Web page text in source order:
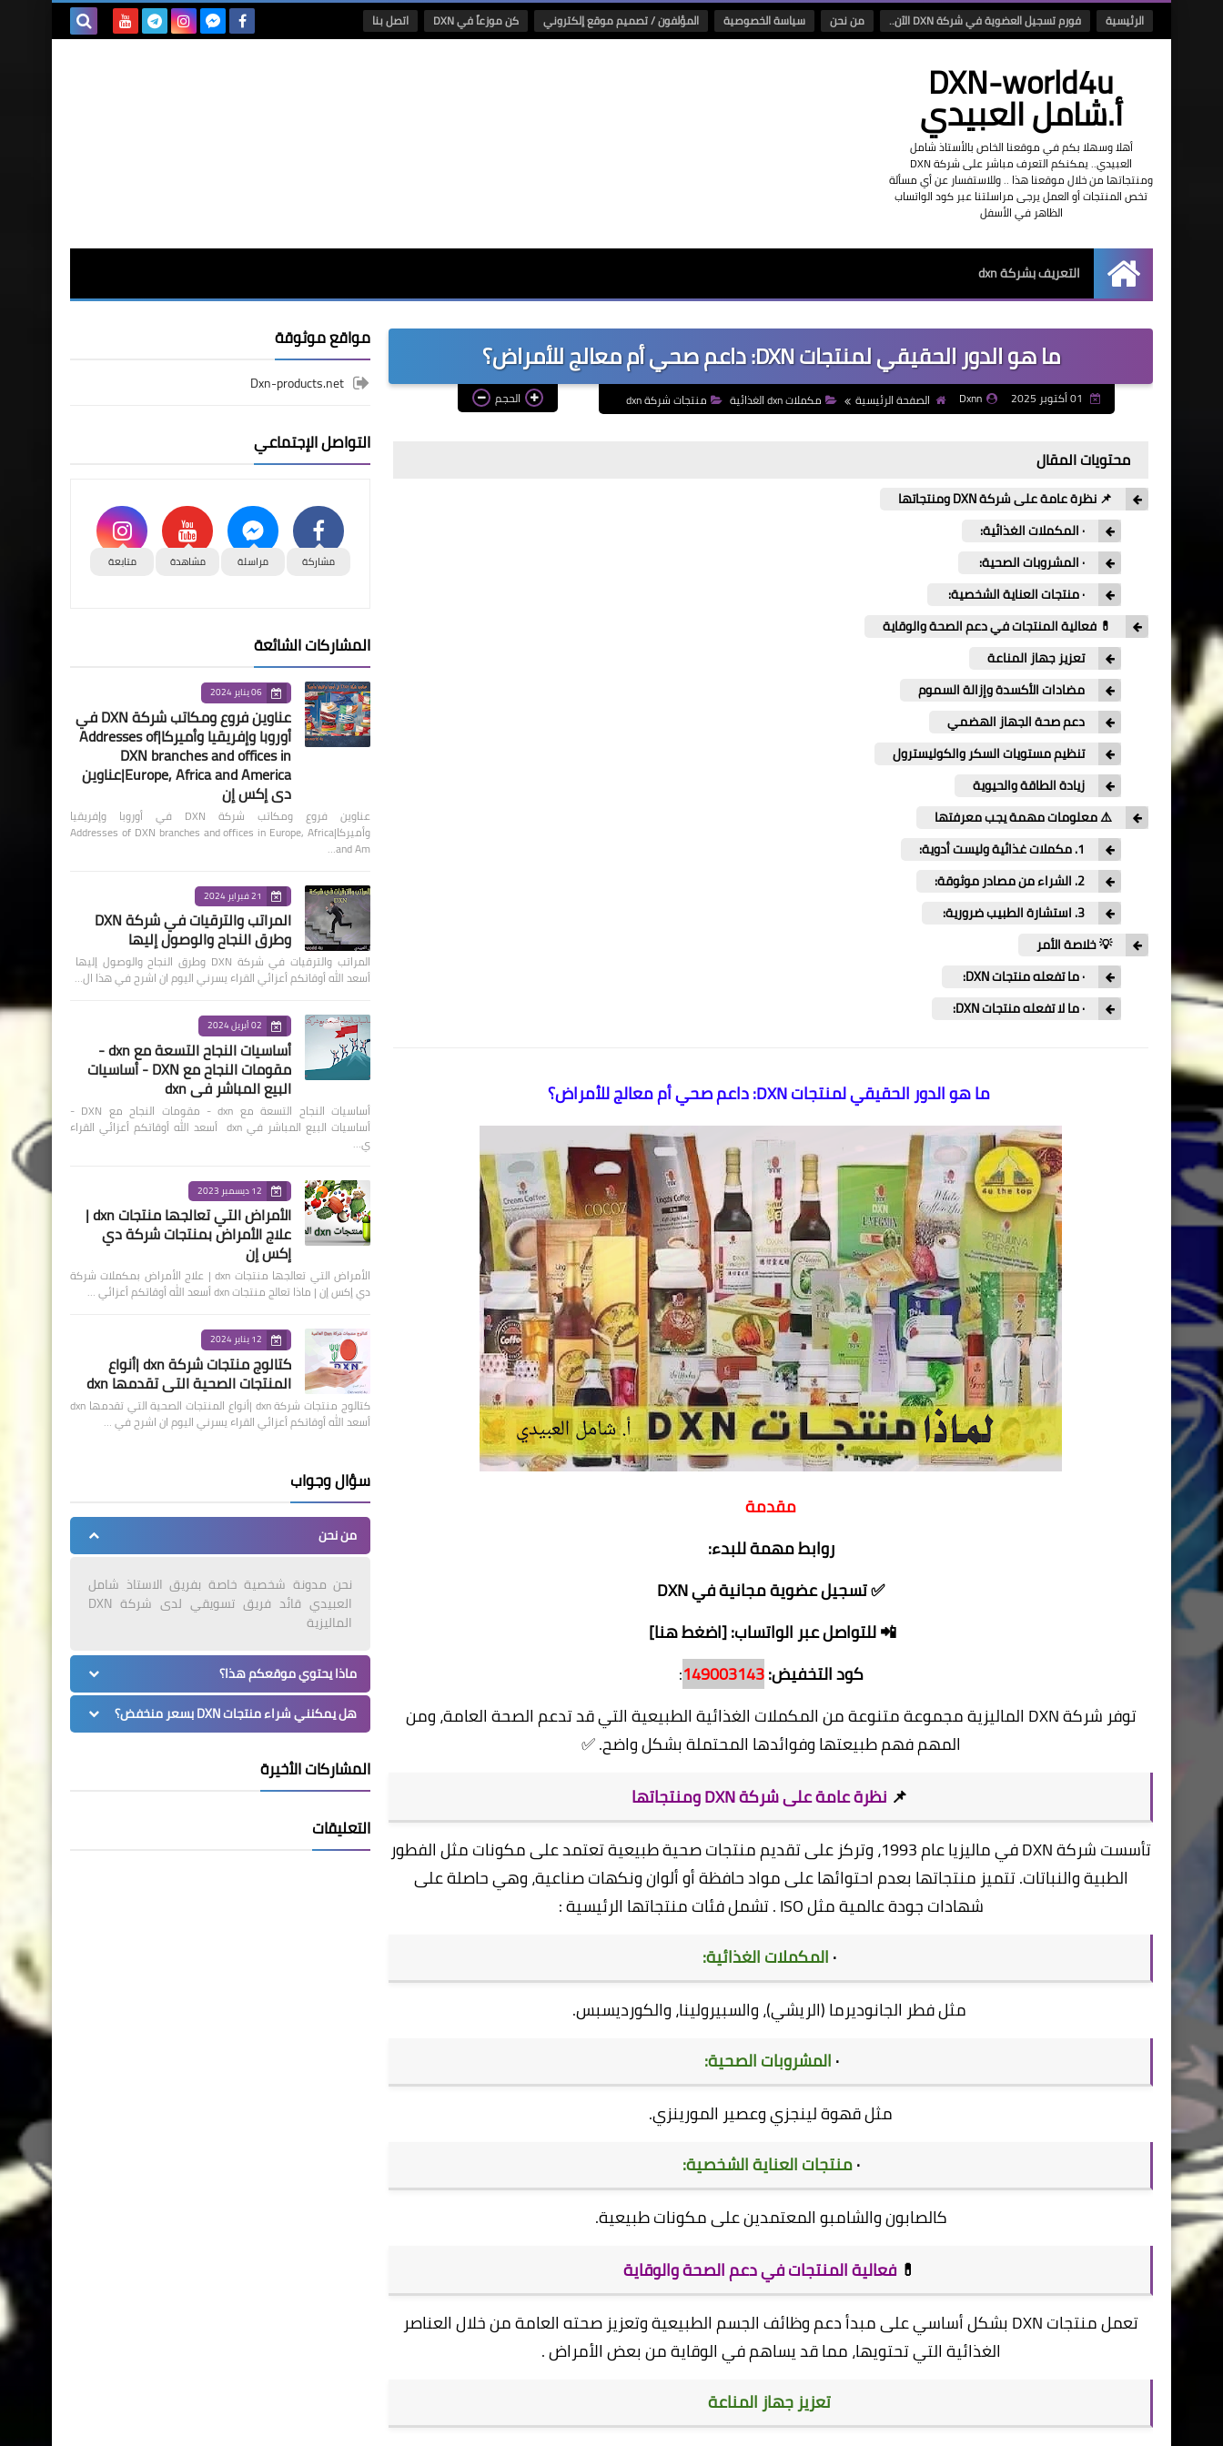
الرئيسية فورم تسجيل العضوية في شركة DXN الآن.. من نحن سياسة الخصوصية المؤلفون / تصميم موقع إلكتروني كن موزعاً في DXN اتصل بنا
DXN-world4u
أ.شامل العبيدي
أهلا وسهلا بكم في موقعنا الخاص بالأستاذ شامل
العبيدي.. يمكنكم التعرف مباشر على شركة DXN
ومنتجاتها من خلال موقعنا هذا .. وللاستفسار عن أي مسألة
تخص المنتجات أو العمل يرجى مراسلتنا عبر كود الواتساب
الظاهر في الأسفل
الرئيسية
التعريف بشركة dxn
ما هو الدور الحقيقي لمنتجات DXN: داعم صحي أم معالج للأمراض؟
Dxnn الصفحة الرئيسية مكملات dxn الغذائية منتجات شركة dxn الحجم
محتويات المقال
📌 نظرة عامة على شركة DXN ومنتجاتها
· المكملات الغذائية:
· المشروبات الصحية:
· منتجات العناية الشخصية:
💊 فعالية المنتجات في دعم الصحة والوقاية
تعزيز جهاز المناعة
مضادات الأكسدة وإزالة السموم
دعم صحة الجهاز الهضمي
تنظيم مستويات السكر والكوليسترول
زيادة الطاقة والحيوية
⚠️ معلومات مهمة يجب معرفتها
1. مكملات غذائية وليست أدوية:
2. الشراء من مصادر موثوقة:
3. استشارة الطبيب ضرورية:
💡 خلاصة الأمر
· ما تفعله منتجات DXN:
· ما لا تفعله منتجات DXN:
ما هو الدور الحقيقي لمنتجات DXN: داعم صحي أم معالج للأمراض؟
مقدمة
روابط مهمة للبدء:
✅ تسجيل عضوية مجانية في DXN
📲 للتواصل عبر الواتساب: [اضغط هنا]
كود التخفيض:149003143
:
توفر شركة DXN الماليزية مجموعة متنوعة من المكملات الغذائية الطبيعية التي قد تدعم الصحة العامة، ومن
المهم فهم طبيعتها وفوائدها المحتملة بشكل واضح. ✅
📌 نظرة عامة على شركة DXN ومنتجاتها
تأسست شركة DXN في ماليزيا عام 1993، وتركز على تقديم منتجات صحية طبيعية تعتمد على مكونات مثل الفطور
الطبية والنباتات. تتميز منتجاتها بعدم احتوائها على مواد حافظة أو ألوان ونكهات صناعية، وهي حاصلة على
شهادات جودة عالمية مثل ISO . تشمل فئات منتجاتها الرئيسية :
·المكملات الغذائية:
مثل فطر الجانوديرما (الريشي)، والسبيرولينا، والكورديسبس.
·المشروبات الصحية:
مثل قهوة لينجزي وعصير المورينزي.
·منتجات العناية الشخصية:
كالصابون والشامبو المعتمدين على مكونات طبيعية.
💊فعالية المنتجات في دعم الصحة والوقاية
تعمل منتجات DXN بشكل أساسي على مبدأ دعم وظائف الجسم الطبيعية وتعزيز صحته العامة من خلال العناصر
الغذائية التي تحتويها، مما قد يساهم في الوقاية من بعض الأمراض .
تعزيز جهاز المناعة
مواقع موثوقة
Dxn-products.net
التواصل الإجتماعي
مشاركة مراسلة مشاهدة متابعة
المشاركات الشائعة
06 يناير 2024
عناوين فروع ومكاتب شركة DXN في
أوروبا وإفريقيا وأميركا|Addresses of
DXN branches and offices in
Europe, Africa and America|عناوين
دي إكس إن
عناوين فروع ومكاتب شركة DXN في أوروبا وإفريقيا
وأميركا|Addresses of DXN branches and offices in Europe, Africa
and Am…
21 فبراير 2024
المراتب والترقيات في شركة DXN
وطرق النجاح والوصول إليها
المراتب والترقيات في شركة DXN وطرق النجاح والوصول إليها
أسعد الله أوقاتكم أعزائي القراء يسرني اليوم ان اشرح في هذا ال…
02 أبريل 2024
أساسيات النجاح التسعة مع dxn -
مقومات النجاح مع DXN - أساسيات
البيع المباشر في dxn
أساسيات النجاح التسعة مع dxn - مقومات النجاح مع DXN -
أساسيات البيع المباشر في dxn أسعد الله أوقاتكم أعزائي القراء
ي…
12 ديسمبر 2023
الأمراض التي تعالجها منتجات dxn |
علاج الأمراض بمنتجات شركة دي
إكس إن
الأمراض التي تعالجها منتجات dxn | علاج الأمراض بمكملات شركة
دي إكس إن | ماذا تعالج منتجات dxn أسعد الله أوقاتكم أعزائي …
12 يناير 2024
كتالوج منتجات شركة dxn |أنواع
المنتجات الصحية التي تقدمها dxn
كتالوج منتجات شركة dxn |أنواع المنتجات الصحية التي تقدمها dxn
أسعد الله أوقاتكم أعزائي القراء يسرني اليوم ان اشرح في …
سؤال وجواب
من نحن
نحن مدونة شخصية خاصة بفريق الاستاذ شامل
العبيدي قائد فريق تسويقي لدى شركة DXN
الماليزية
ماذا يحتوي موقعكم هذا؟
هل يمكنني شراء منتجات DXN بسعر منخفض؟
المشاركات الأخيرة
التعليقات